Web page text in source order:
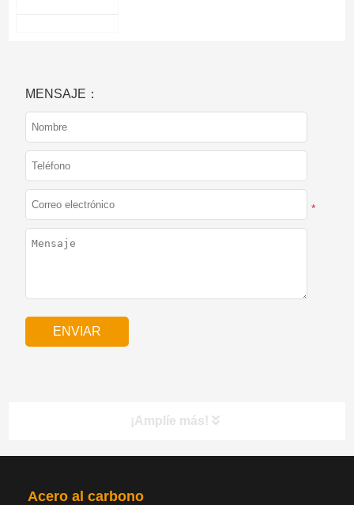
MENSAJE：
*
¡Amplíe más!
PRODUCTOS NAV
Acero al carbono